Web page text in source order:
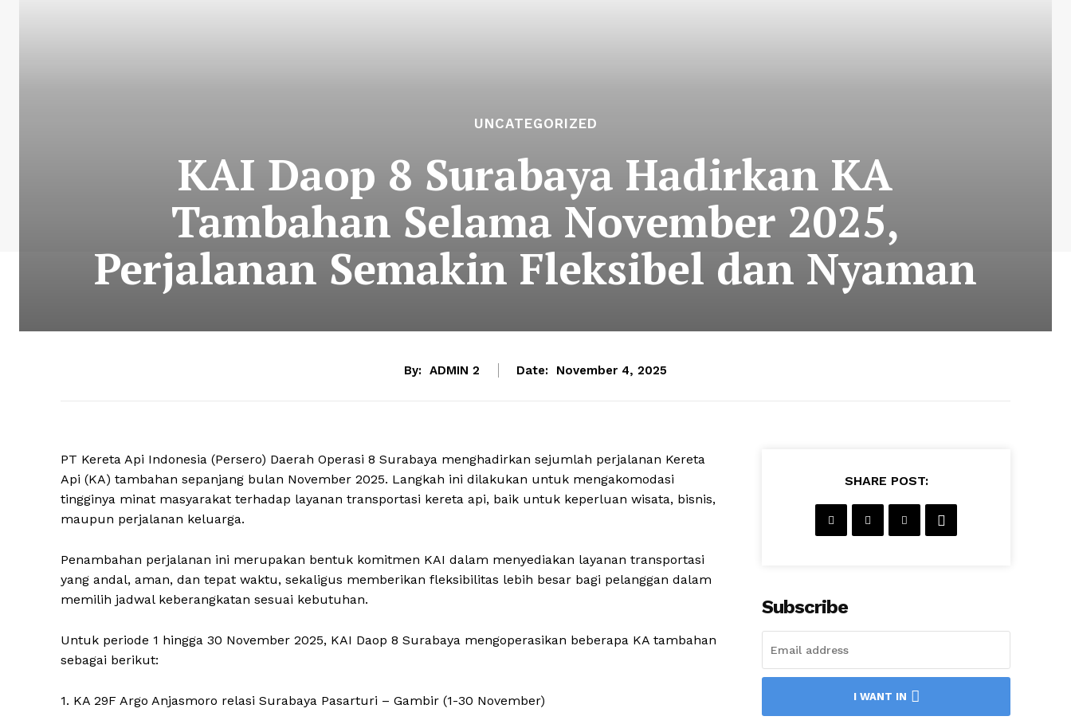
UNCATEGORIZED
KAI Daop 8 Surabaya Hadirkan KA
Tambahan Selama November 2025,
Perjalanan Semakin Fleksibel dan Nyaman
By: ADMIN 2 Date: November 4, 2025
PT Kereta Api Indonesia (Persero) Daerah Operasi 8 Surabaya menghadirkan sejumlah perjalanan Kereta
Api (KA) tambahan sepanjang bulan November 2025. Langkah ini dilakukan untuk mengakomodasi
tingginya minat masyarakat terhadap layanan transportasi kereta api, baik untuk keperluan wisata, bisnis,
maupun perjalanan keluarga.
Penambahan perjalanan ini merupakan bentuk komitmen KAI dalam menyediakan layanan transportasi
yang andal, aman, dan tepat waktu, sekaligus memberikan fleksibilitas lebih besar bagi pelanggan dalam
memilih jadwal keberangkatan sesuai kebutuhan.
Untuk periode 1 hingga 30 November 2025, KAI Daop 8 Surabaya mengoperasikan beberapa KA tambahan
sebagai berikut:
1. KA 29F Argo Anjasmoro relasi Surabaya Pasarturi – Gambir (1-30 November)
SHARE POST:
Subscribe
I WANT IN